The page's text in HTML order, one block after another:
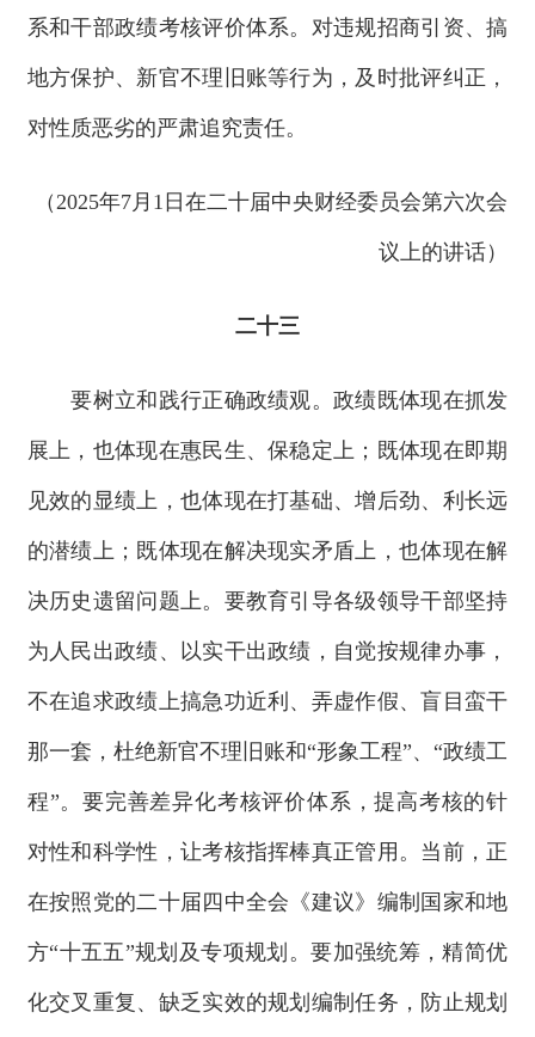
系和干部政绩考核评价体系。对违规招商引资、搞
地方保护、新官不理旧账等行为，及时批评纠正，
对性质恶劣的严肃追究责任。
（2025年7月1日在二十届中央财经委员会第六次会
议上的讲话）
二十三
要树立和践行正确政绩观。政绩既体现在抓发
展上，也体现在惠民生、保稳定上；既体现在即期
见效的显绩上，也体现在打基础、增后劲、利长远
的潜绩上；既体现在解决现实矛盾上，也体现在解
决历史遗留问题上。要教育引导各级领导干部坚持
为人民出政绩、以实干出政绩，自觉按规律办事，
不在追求政绩上搞急功近利、弄虚作假、盲目蛮干
那一套，杜绝新官不理旧账和“形象工程”、“政绩工
程”。要完善差异化考核评价体系，提高考核的针
对性和科学性，让考核指挥棒真正管用。当前，正
在按照党的二十届四中全会《建议》编制国家和地
方“十五五”规划及专项规划。要加强统筹，精简优
化交叉重复、缺乏实效的规划编制任务，防止规划